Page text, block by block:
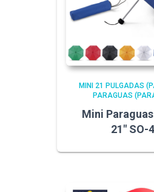
MINI 21 PULGADAS
PARAGUAS
Mini Paraguas
21″ SO-